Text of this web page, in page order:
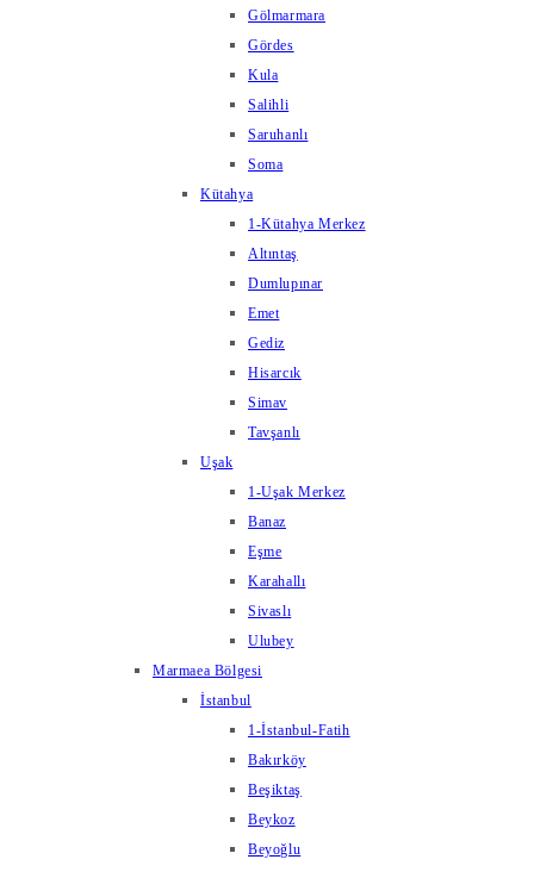
Gölmarmara
Gördes
Kula
Salihli
Saruhanlı
Soma
Kütahya
1-Kütahya Merkez
Altıntaş
Dumlupınar
Emet
Gediz
Hisarcık
Simav
Tavşanlı
Uşak
1-Uşak Merkez
Banaz
Eşme
Karahallı
Sivaslı
Ulubey
Marmaea Bölgesi
İstanbul
1-İstanbul-Fatih
Bakırköy
Beşiktaş
Beykoz
Beyoğlu